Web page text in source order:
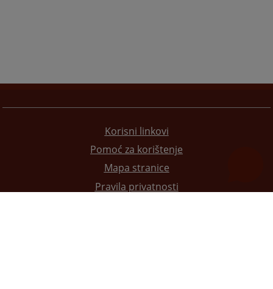
Korisni linkovi
Pomoć za korištenje
Mapa stranice
Pravila privatnosti